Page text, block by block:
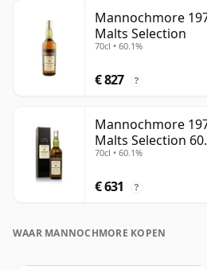
Mannochmore
Malts Selection
70cl • 60.1%
€ 827 ?
Mannochmore
Malts Selection
70cl • 60.1%
€ 631 ?
WAAR MANNOCHMORE KOPEN